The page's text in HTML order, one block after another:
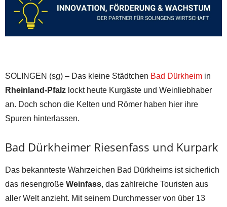
SOLINGEN (sg) – Das kleine Städtchen Bad Dürkheim in
Rheinland-Pfalz lockt heute Kurgäste und Weinliebhaber
an. Doch schon die Kelten und Römer haben hier ihre
Spuren hinterlassen.
Bad Dürkheimer Riesenfass und Kurpark
Das bekannteste Wahrzeichen Bad Dürkheims ist sicherlich
das riesengroße Weinfass, das zahlreiche Touristen aus
aller Welt anzieht. Mit seinem Durchmesser von über 13